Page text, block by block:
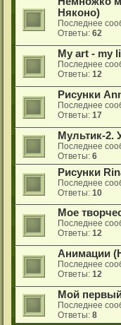
Няконо)
Последнее
Ответы: 62
My art - my
Последнее
Ответы: 12
Рисунки
Последнее
Ответы: 17
Мультик-2.
Последнее
Ответы: 6
Рисунки
Последнее
Ответы: 10
Мое
Последнее
Ответы: 12
Анимации
Последнее
Ответы: 12
Mой
Последнее
Ответы: 8